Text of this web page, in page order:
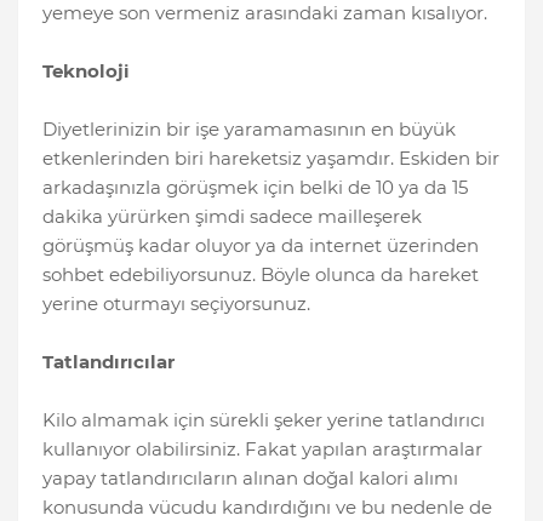
yemeye son vermeniz arasındaki zaman kısalıyor.
Teknoloji
Diyetlerinizin bir işe yaramamasının en büyük
etkenlerinden biri hareketsiz yaşamdır. Eskiden bir
arkadaşınızla görüşmek için belki de 10 ya da 15
dakika yürürken şimdi sadece mailleşerek
görüşmüş kadar oluyor ya da internet üzerinden
sohbet edebiliyorsunuz. Böyle olunca da hareket
yerine oturmayı seçiyorsunuz.
Tatlandırıcılar
Kilo almamak için sürekli şeker yerine tatlandırıcı
kullanıyor olabilirsiniz. Fakat yapılan araştırmalar
yapay tatlandırıcıların alınan doğal kalori alımı
konusunda vücudu kandırdığını ve bu nedenle de